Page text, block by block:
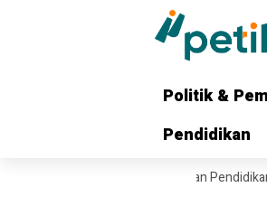
Politik &
Pendidikan
Politik &
Pendidikan
45.839 Medali, Capaian Pendidikan Jatim